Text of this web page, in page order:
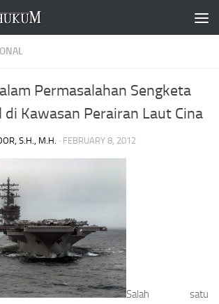
Permasalahan Sengketa
Kawasan Perairan Laut Cina
S.H., M.H. · FEBRUARY 8, 2012
Salah satu